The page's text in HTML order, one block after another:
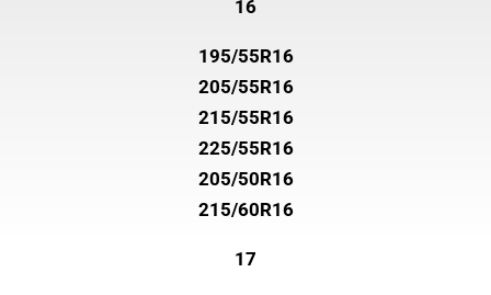
16
195/55R16
205/55R16
215/55R16
225/55R16
205/50R16
215/60R16
17